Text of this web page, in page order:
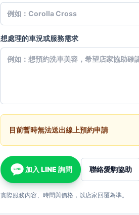
想處理的車況或服務需求
目前暫時無法送出線上預約申請
LINE 加入 LINE 詢問 聯絡愛駒協助
實際服務內容、時間與價格，以店家回覆為準。